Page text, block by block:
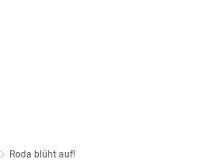
Roda blüht auf!